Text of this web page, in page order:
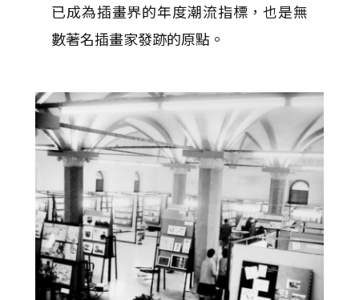
已成為插畫界的年度潮流指標，也是無
數著名插畫家發跡的原點。